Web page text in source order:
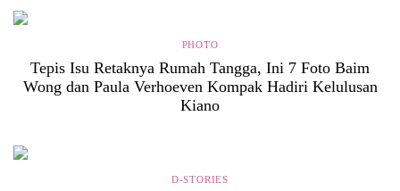
PHOTO
Tepis Isu Retaknya Rumah Tangga, Ini 7 Foto Baim
Wong dan Paula Verhoeven Kompak Hadiri Kelulusan
Kiano
D-STORIES